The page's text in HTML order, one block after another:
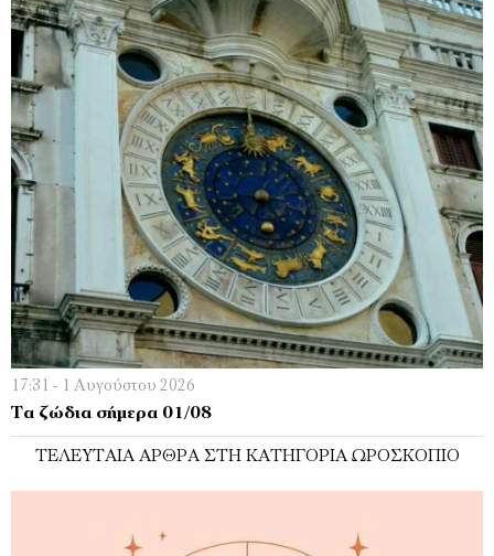
17:31 - 1 Αυγούστου 2026
Τα ζώδια σήμερα 01/08
ΤΕΛΕΥΤΑΊΑ ΆΡΘΡΑ ΣΤΗ ΚΑΤΗΓΟΡΊΑ ΩΡΟΣΚΌΠΙΟ